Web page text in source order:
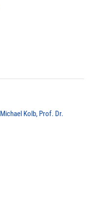
Kolb, Prof. Dr.